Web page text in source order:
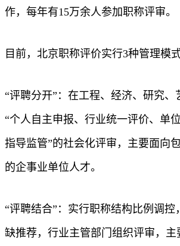
作，每年有15万余人参加职称评审。
目前，北京职称评价实行3种管理模
“评聘分开”：在工程、经济、研究、
“个人自主申报、行业统一评价、单
指导监管”的社会化评审，主要面向
的企事业单位人才。
“评聘结合”：实行职称结构比例调控
缺推荐，行业主管部门组织评审，